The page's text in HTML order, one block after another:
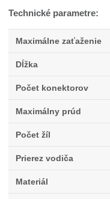
Technické parametre:
Maximálne zaťaženie
Dĺžka
Počet konektorov
Maximálny prúd
Počet žíl
Prierez vodiča
Materiál